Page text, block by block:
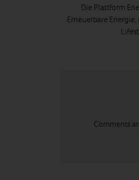
Die Plattform
Erneuerbare
Comments